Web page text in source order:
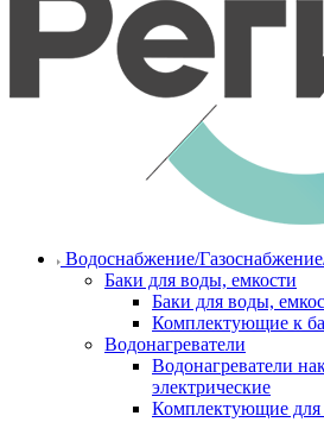
Водоснабжение/
Баки для воды, емкости
Баки для воды,
Комплектующие к
Водонагреватели
Водонагреватели
электрические
Комплектующие для